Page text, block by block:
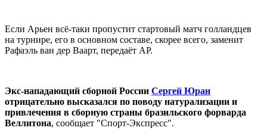
Если Арьен всё-таки пропустит стартовый матч голландцев
на турнире, его в основном составе, скорее всего, заменит
Рафаэль ван дер Ваарт, передаёт AP.
Экс-нападающий сборной России Сергей Юран
отрицательно высказался по поводу натурализации и
привлечения в сборную страны бразильского форварда
Веллитона, сообщает "Спорт-Экспресс".